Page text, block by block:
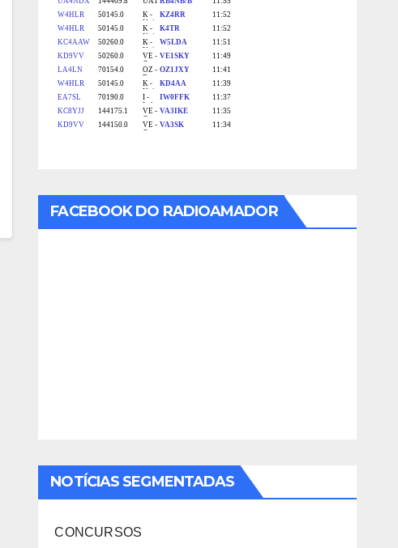
FACEBOOK DO RADIOAMADOR
NOTÍCIAS SEGMENTADAS
CONCURSOS